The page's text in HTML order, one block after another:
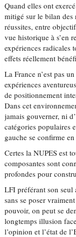
Quand elles ont
mitigé sur le bilan des
réussites, entre
vue historique à s’en
expériences radicales
effets réellement
La France n’est pas
expériences
de positionnement
Dans cet
jamais gouverner, ni
catégories populaires
gauche se confirme
Certes la NUPES est
composantes sont
profondes pour
LFI préférant son seul
sans se poser
pouvoir, on peut se
longtemps illusion
l’opinion et l’état de